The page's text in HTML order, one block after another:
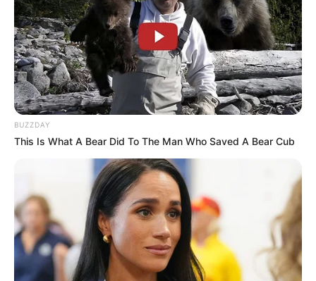
ТЦК
У Ясінянській громаді відкрили черговий простір
психологічної підтримки (фото)
Категорії
Без рубрики
Гарячi
Культура
Нам пишуть
BUZZDAY
This Is What A Bear Did To The Man Who Saved A Bear Cub